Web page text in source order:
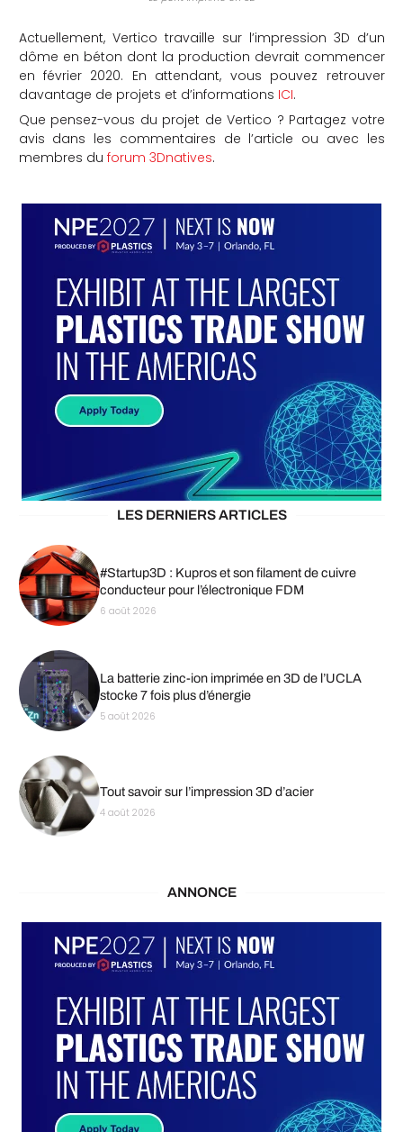
Actuellement, Vertico travaille sur l’impression 3D d’un
dôme en béton dont la production devrait commencer
en février 2020. En attendant, vous pouvez retrouver
davantage de projets et d’informations ICI.
Que pensez-vous du projet de Vertico ? Partagez votre
avis dans les commentaires de l’article ou avec les
membres du forum 3Dnatives.
LES DERNIERS ARTICLES
#Startup3D : Kupros et son filament de cuivre
conducteur pour l’électronique FDM
6 août 2026
La batterie zinc-ion imprimée en 3D de l’UCLA
stocke 7 fois plus d’énergie
5 août 2026
Tout savoir sur l’impression 3D d’acier
4 août 2026
ANNONCE